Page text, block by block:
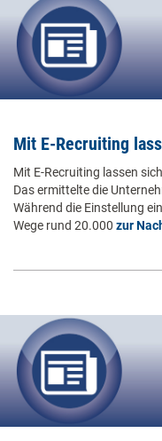
Mit E-Recruiting
Mit E-Recruiting lassen
Das ermittelte die
Während die Einstellung
Wege rund 20.000 zur